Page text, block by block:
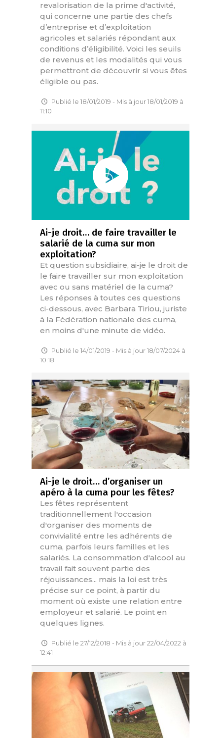
revalorisation de la prime d'activité,
qui concerne une partie des chefs
d’entreprise et d’exploitation
agricoles et salariés répondant aux
conditions d’éligibilité. Voici les seuils
de revenus et les modalités qui vous
permettront de découvrir si vous êtes
éligible ou pas.
Publié le 18/01/2019 - Mis à jour 18/01/2019 à
11:10
Ai-je droit… de faire travailler le
salarié de la cuma sur mon
exploitation?
Et question subsidiaire, ai-je le droit de
le faire travailler sur mon exploitation
avec ou sans matériel de la cuma?
Les réponses à toutes ces questions
ci-dessous, avec Barbara Tiriou, juriste
à la Fédération nationale des cuma,
en moins d'une minute de vidéo.
Publié le 14/01/2019 - Mis à jour 18/07/2024 à
10:18
Ai-je le droit… d’organiser un
apéro à la cuma pour les fêtes?
Les fêtes représentent
traditionnellement l'occasion
d'organiser des moments de
convivialité entre les adhérents de
cuma, parfois leurs familles et les
salariés. La consommation d'alcool au
travail fait souvent partie des
réjouissances... mais la loi est très
précise sur ce point, à partir du
moment où existe une relation entre
employeur et salarié. Le point en
quelques lignes.
Publié le 27/12/2018 - Mis à jour 22/04/2022 à
12:41